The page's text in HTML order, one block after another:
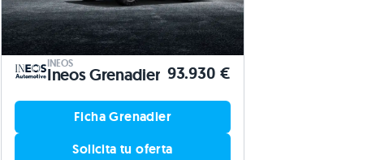
INEOS
Ineos Grenadier 93.930 €
Ficha Grenadier
Solicita tu oferta